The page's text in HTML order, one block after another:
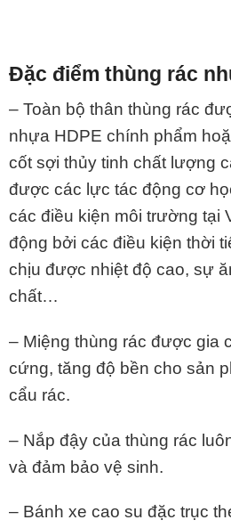
Đặc điểm thùng rác
– Toàn bộ thân thùng rác
nhựa HDPE chính phẩm
cốt sợi thủy tinh chất lượng
được các lực tác động cơ
các điều kiện môi trường tại
động bởi các điều kiện thời
chịu được nhiệt độ cao, sự
chất…
– Miệng thùng rác được gia
cứng, tăng độ bền cho sản
cẩu rác.
– Nắp đậy của thùng rác
và đảm bảo vệ sinh.
– Bánh xe cao su đặc trục